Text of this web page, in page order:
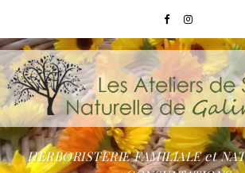
HERBORISTERIE FAMILIALE et